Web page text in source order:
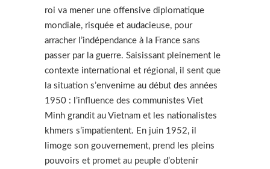
roi va mener une offensive diplomatique
mondiale, risquée et audacieuse, pour
arracher l’indépendance à la France sans
passer par la guerre. Saisissant pleinement le
contexte international et régional, il sent que
la situation s’envenime au début des années
1950 : l’influence des communistes Viet
Minh grandit au Vietnam et les nationalistes
khmers s’impatientent. En juin 1952, il
limoge son gouvernement, prend les pleins
pouvoirs et promet au peuple d’obtenir